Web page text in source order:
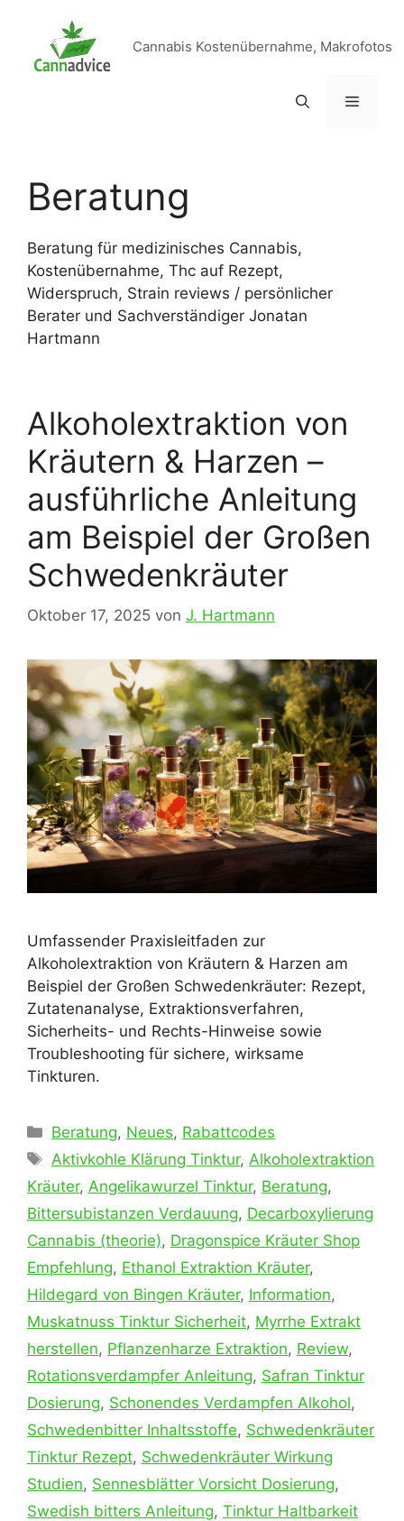
springen
Cannabis Kostenübernahme, Makrofotos
Menü
Beratung
Beratung für medizinisches Cannabis,
Kostenübernahme, Thc auf Rezept,
Widerspruch, Strain reviews / persönlicher
Berater und Sachverständiger Jonatan
Hartmann
Alkoholextraktion von
Kräutern & Harzen –
ausführliche Anleitung
am Beispiel der Großen
Schwedenkräuter
Oktober 17, 2025 von J. Hartmann
Umfassender Praxisleitfaden zur
Alkoholextraktion von Kräutern & Harzen am
Beispiel der Großen Schwedenkräuter: Rezept,
Zutatenanalyse, Extraktionsverfahren,
Sicherheits- und Rechts-Hinweise sowie
Troubleshooting für sichere, wirksame
Tinkturen.
Kategorien
Beratung, Neues, Rabattcodes
Schlagwörter
Aktivkohle Klärung Tinktur, Alkoholextraktion
Kräuter, Angelikawurzel Tinktur, Beratung,
Bittersubi­stanzen Verdauung, Decarboxylierung
Cannabis (theorie), Dragonspice Kräuter Shop
Empfehlung, Ethanol Extraktion Kräuter,
Hildegard von Bingen Kräuter, Information,
Muskatnuss Tinktur Sicherheit, Myrrhe Extrakt
herstellen, Pflanzenharze Extraktion, Review,
Rotationsverdampfer Anleitung, Safran Tinktur
Dosierung, Schonendes Verdampfen Alkohol,
Schwedenbitter Inhaltsstoffe, Schwedenkräuter
Tinktur Rezept, Schwedenkräuter Wirkung
Studien, Sennesblätter Vorsicht Dosierung,
Swedish bitters Anleitung, Tinktur Haltbarkeit